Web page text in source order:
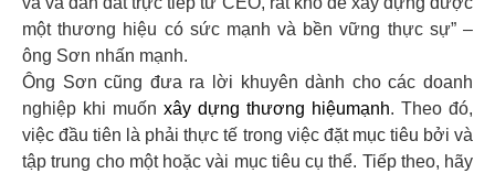
một thương hiệu có sức mạnh và bền vững thực sự” –
ông Sơn nhấn mạnh.
Ông Sơn cũng đưa ra lời khuyên dành cho các doanh
nghiệp khi muốn xây dựng thương hiệumạnh. Theo đó,
việc đầu tiên là phải thực tế trong việc đặt mục tiêu bởi và
tập trung cho một hoặc vài mục tiêu cụ thể. Tiếp theo, hãy